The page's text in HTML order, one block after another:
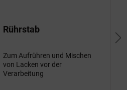
Rührstab
Zum Aufrühren und Mischen
von Lacken vor der
Verarbeitung